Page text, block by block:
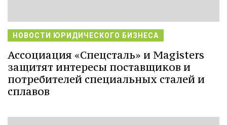
НОВОСТИ ЮРИДИЧЕСКОГО БИЗНЕСА
Ассоциация «Спецсталь» и Magisters
защитят интересы поставщиков и
потребителей специальных сталей и
сплавов